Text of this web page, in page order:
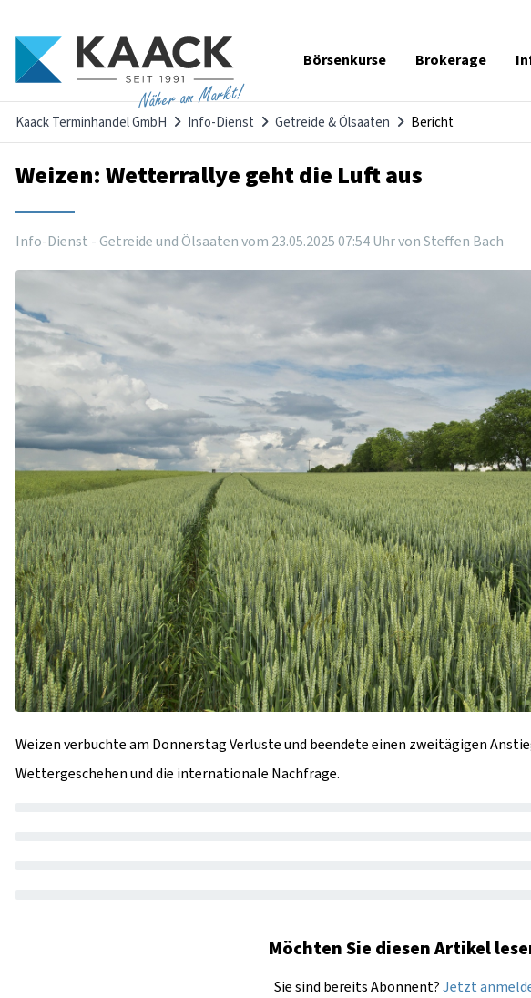
Näher am Markt!
Navigation
Börsenkurse Brokerage
Kaack Terminhandel GmbH Info-Dienst Getreide & Ölsaaten Bericht
Weizen: Wetterrallye geht die Luft aus
Info-Dienst - Getreide und Ölsaaten vom 23.05.202507:54Uhrvon Steffen Bach
Weizen verbuchte am Donnerstag Verluste und beendete einen zweitägigen
Wettergeschehen und die internationale Nachfrage.
Möchten Sie diesen Artikel
Sie sind bereits Abonnent?Jetzt